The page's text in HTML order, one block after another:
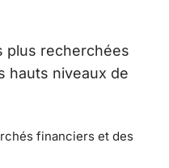
plus recherchées
hauts niveaux de
financiers et des